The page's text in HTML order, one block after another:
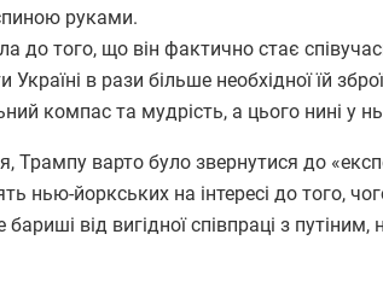
руками.
до того, що він фактично стає
в рази більше необхідної їй
компас та мудрість, а цього нині у
варто було звернутися до
нью-йоркських на інтересі до того,
від вигідної співпраці з